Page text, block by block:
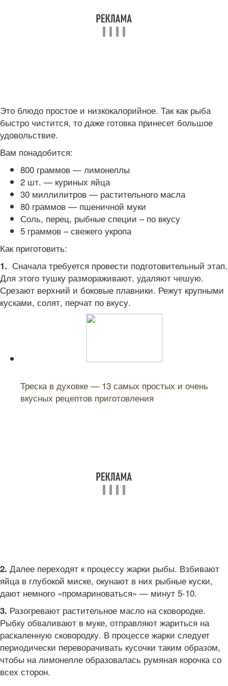
Это блюдо простое и низкокалорийное. Так как рыба
быстро чистится, то даже готовка принесет большое
удовольствие.
Вам понадобится:
800 граммов — лимонеллы
2 шт. — куриных яйца
30 миллилитров — растительного масла
80 граммов — пшеничной муки
Соль, перец, рыбные специи – по вкусу
5 граммов – свежего укропа
Как приготовить:
1. Сначала требуется провести подготовительный этап.
Для этого тушку размораживают, удаляют чешую.
Срезают верхний и боковые плавники. Режут крупными
кусками, солят, перчат по вкусу.
Треска в духовке — 13 самых простых и очень
вкусных рецептов приготовления
2. Далее переходят к процессу жарки рыбы. Взбивают
яйца в глубокой миске, окунают в них рыбные куски,
дают немного «промариноваться» — минут 5-10.
3. Разогревают растительное масло на сковородке.
Рыбку обваливают в муке, отправляют жариться на
раскаленную сковородку. В процессе жарки следует
периодически переворачивать кусочки таким образом,
чтобы на лимонелле образовалась румяная корочка со
всех сторон.